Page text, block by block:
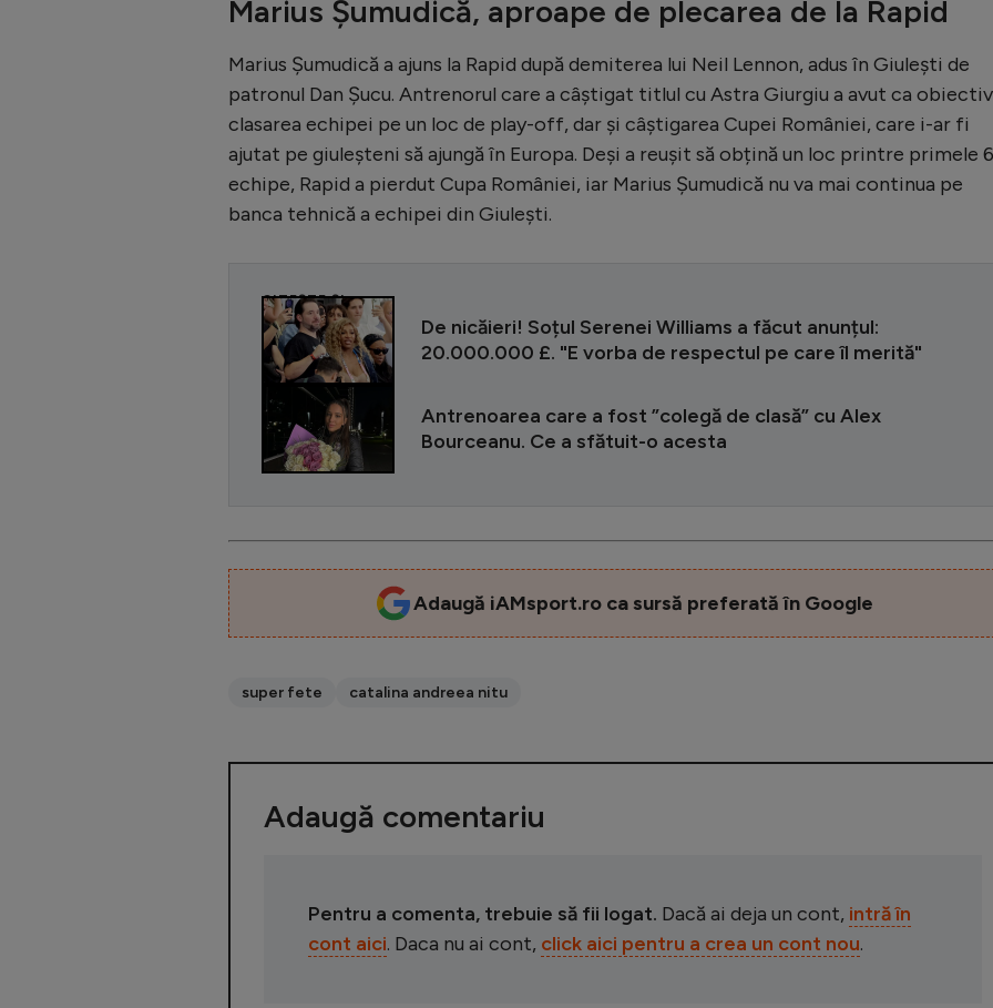
Marius Șumudică, aproape de plecarea de la Rapid
Marius Șumudică a ajuns la Rapid după demiterea lui Neil Lennon, adus în Giulești de
patronul Dan Șucu. Antrenorul care a câștigat titlul cu Astra Giurgiu a avut ca obiectiv
clasarea echipei pe un loc de play-off, dar și câștigarea Cupei României, care i-ar fi
ajutat pe giuleșteni să ajungă în Europa. Deși a reușit să obțină un loc printre primele 6
echipe, Rapid a pierdut Cupa României, iar Marius Șumudică nu va mai continua pe
banca tehnică a echipei din Giulești.
CITEȘTE ȘI
De nicăieri! Soțul Serenei Williams a făcut anunțul:
20.000.000 £. "E vorba de respectul pe care îl merită"
Antrenoarea care a fost ”colegă de clasă” cu Alex
Bourceanu. Ce a sfătuit-o acesta
Adaugă iAMsport.ro ca sursă preferată în Google
super fete catalina andreea nitu
Adaugă comentariu
Pentru a comenta, trebuie să fii logat. Dacă ai deja un cont, intră în
cont aici. Daca nu ai cont, click aici pentru a crea un cont nou.